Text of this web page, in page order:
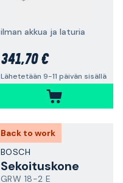
ilman akkua ja laturia
341,70 €
Lähetetään 9-11 päivän sisällä
Back to work
BOSCH
Sekoituskone
GRW 18-2 E